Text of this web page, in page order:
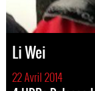
Li Wei
22 Avril 2014